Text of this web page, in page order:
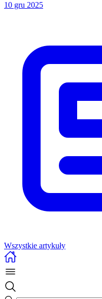
10 gru 2025
Wszystkie artykuły